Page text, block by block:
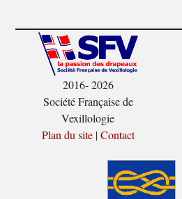
2016- 2026
Société Française de
Vexillologie
Plan du site|Contact